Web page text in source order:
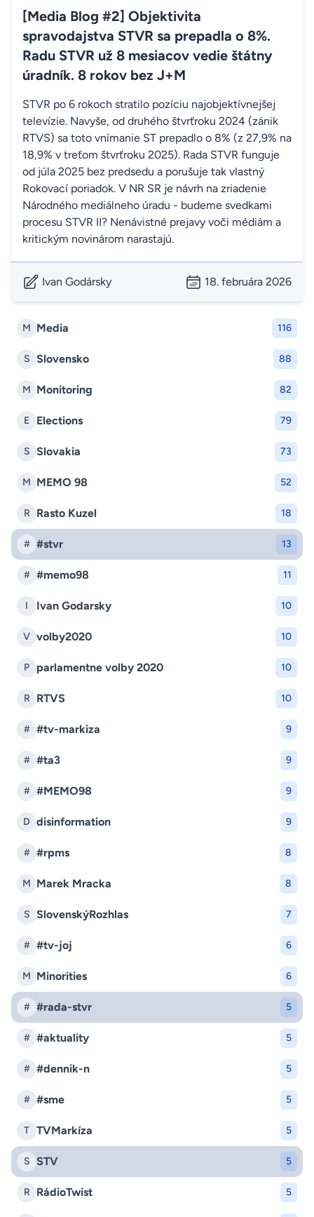
M Media 116
S Slovensko 88
M Monitoring 82
E Elections 79
S Slovakia 73
M MEMO 98 52
R Rasto Kuzel 18
# #stvr 13
# #memo98 11
I Ivan Godarsky 10
V volby2020 10
P parlamentne volby 2020 10
R RTVS 10
# #tv-markiza 9
# #ta3 9
# #MEMO98 9
D disinformation 9
# #rpms 8
M Marek Mracka 8
S SlovenskýRozhlas 7
# #tv-joj 6
M Minorities 6
# #rada-stvr 5
# #aktuality 5
# #dennik-n 5
# #sme 5
T TVMarkíza 5
S STV 5
R RádioTwist 5
[Media Blog #2] Objektivita
spravodajstva STVR sa prepadla o 8%.
Radu STVR už 8 mesiacov vedie štátny
úradník. 8 rokov bez J+M
STVR po 6 rokoch stratilo pozíciu najobjektívnejšej
televízie. Navyše, od druhého štvrťroku 2024 (zánik
RTVS) sa toto vnímanie ST prepadlo o 8% (z 27,9% na
18,9% v treťom štvrťroku 2025). Rada STVR funguje
od júla 2025 bez predsedu a porušuje tak vlastný
Rokovací poriadok. V NR SR je návrh na zriadenie
Národného mediálneho úradu - budeme svedkami
procesu STVR II? Nenávistné prejavy voči médiám a
kritickým novinárom narastajú.
Ivan Godársky 18. februára 2026